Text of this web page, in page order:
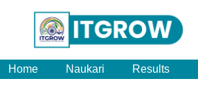
Home Naukari Results